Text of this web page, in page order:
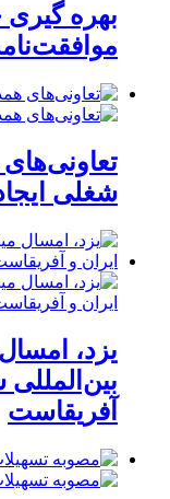
بهره
شغلی
یزد،
آفریقاست